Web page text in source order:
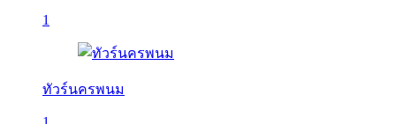
1
ทัวร์นครพนม